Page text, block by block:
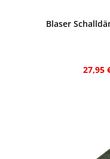
Blaser
27,95